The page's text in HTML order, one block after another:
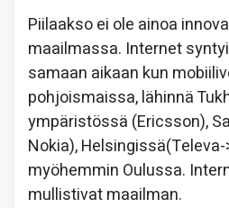
Piilaakso ei ole ainoa
maailmassa. Internet
samaan aikaan kun
pohjoismaissa, lähinnä
ympäristössä (Ericsson),
Nokia),
myöhemmin Oulussa.
mullistivat maailman.